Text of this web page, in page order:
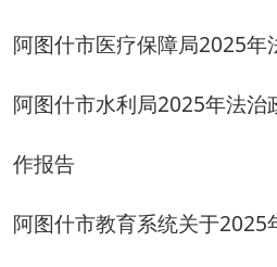
阿图什市信访局2025年法治政府
阿图什市卫生健康委员会2025年
府建设工作报告